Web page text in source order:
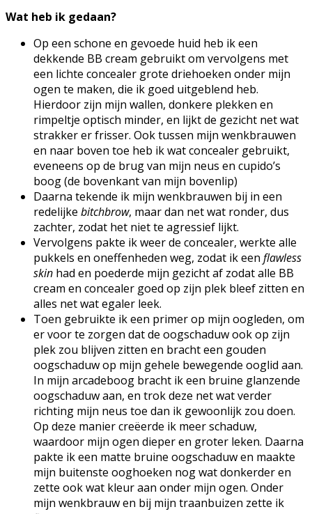
Wat heb ik gedaan?
Op een schone en gevoede huid heb ik een
dekkende BB cream gebruikt om vervolgens met
een lichte concealer grote driehoeken onder mijn
ogen te maken, die ik goed uitgeblend heb.
Hierdoor zijn mijn wallen, donkere plekken en
rimpeltje optisch minder, en lijkt de gezicht net wat
strakker er frisser. Ook tussen mijn wenkbrauwen
en naar boven toe heb ik wat concealer gebruikt,
eveneens op de brug van mijn neus en cupido’s
boog (de bovenkant van mijn bovenlip)
Daarna tekende ik mijn wenkbrauwen bij in een
redelijke bitchbrow, maar dan net wat ronder, dus
zachter, zodat het niet te agressief lijkt.
Vervolgens pakte ik weer de concealer, werkte alle
pukkels en oneffenheden weg, zodat ik een flawless
skin had en poederde mijn gezicht af zodat alle BB
cream en concealer goed op zijn plek bleef zitten en
alles net wat egaler leek.
Toen gebruikte ik een primer op mijn oogleden, om
er voor te zorgen dat de oogschaduw ook op zijn
plek zou blijven zitten en bracht een gouden
oogschaduw op mijn gehele bewegende ooglid aan.
In mijn arcadeboog bracht ik een bruine glanzende
oogschaduw aan, en trok deze net wat verder
richting mijn neus toe dan ik gewoonlijk zou doen.
Op deze manier creëerde ik meer schaduw,
waardoor mijn ogen dieper en groter leken. Daarna
pakte ik een matte bruine oogschaduw en maakte
mijn buitenste ooghoeken nog wat donkerder en
zette ook wat kleur aan onder mijn ogen. Onder
mijn wenkbrauw en bij mijn traanbuizen zette ik